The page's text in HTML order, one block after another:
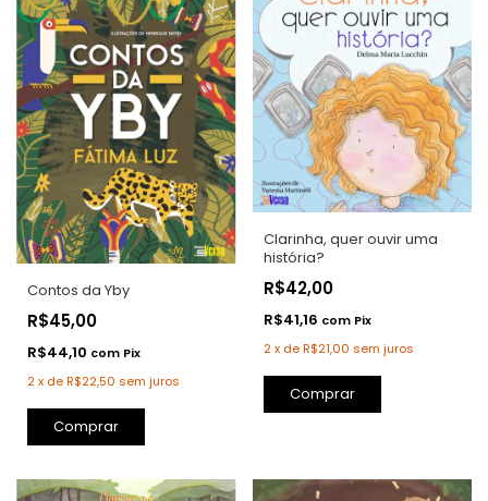
Contos da Yby
R$45,00
R$44,10 com Pix
2x deR$22,50 sem juros
Clarinha, quer ouvir uma
história?
R$42,00
R$41,16 com Pix
2 x deR$21,00 sem juros